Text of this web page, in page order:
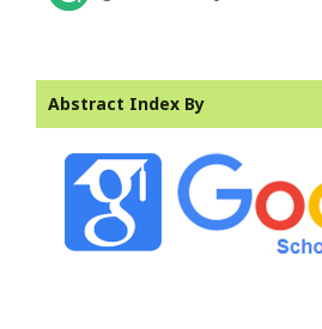
Abstract Index By